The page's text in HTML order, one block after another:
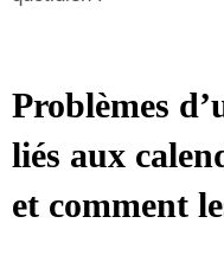
Problèmes
liés aux
et comment